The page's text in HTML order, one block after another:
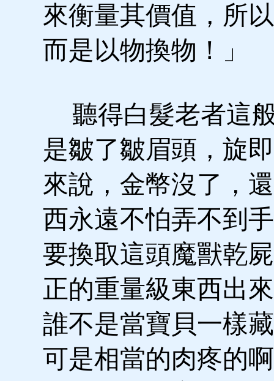
來衡量其價值，所
而是以物換物！」
聽得白髮老者這
是皺了皺眉頭，旋
來說，金幣沒了，
西永遠不怕弄不到
要換取這頭魔獸乾
正的重量級東西出
誰不是當寶貝一樣
可是相當的肉疼的